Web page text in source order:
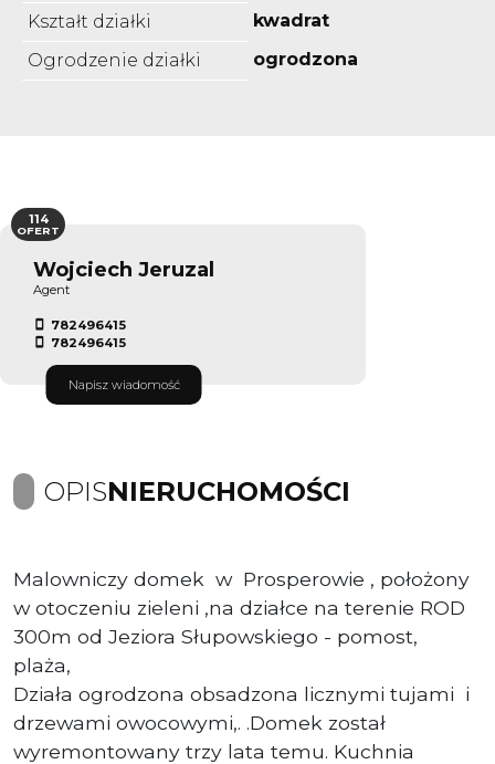
Kształt działki
kwadrat
Ogrodzenie działki
ogrodzona
Wojciech Jeruzal
Agent
782496415
782496415
Napisz wiadomość
114
OFERT
OPISNIERUCHOMOŚCI
Malowniczy domek w Prosperowie , położony
w otoczeniu zieleni ,na działce na terenie ROD
300m od Jeziora Słupowskiego - pomost,
plaża,
Działa ogrodzona obsadzona licznymi tujami i
drzewami owocowymi,. .Domek został
wyremontowany trzy lata temu. Kuchnia